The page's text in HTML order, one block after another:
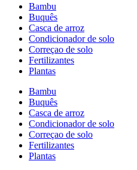
Bambu
Buquês
Casca de arroz
Condicionador de solo
Correçao de solo
Fertilizantes
Plantas
Bambu
Buquês
Casca de arroz
Condicionador de solo
Correçao de solo
Fertilizantes
Plantas